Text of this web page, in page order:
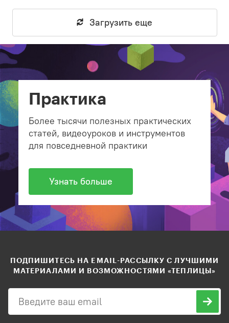
Загрузить еще
Практика
Более тысячи полезных практических
статей, видеоуроков и инструментов
для повседневной практики
Узнать больше
ПОДПИШИТЕСЬ НА EMAIL-РАССЫЛКУ С ЛУЧШИМИ
МАТЕРИАЛАМИ И ВОЗМОЖНОСТЯМИ «ТЕПЛИЦЫ»